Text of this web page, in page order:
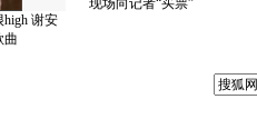
谢安
曲
现场向记者“买票”